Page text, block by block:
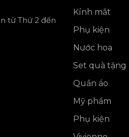
từ Thứ 2 đến
Kính mắt
Phụ kiện
Nước hoa
Set quà tặng
Quần áo
Mỹ phẩm
Phụ kiện